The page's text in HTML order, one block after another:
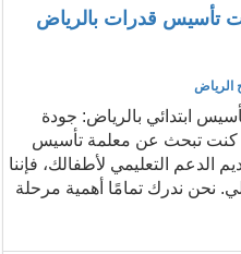
تأسيس قدرات بالرياض
الرياض
ابتدائي بالرياض: جودة
كنت تبحث عن معلمة تأسيس
الدعم التعليمي لأطفالك، فإننا
نحن ندرك تمامًا أهمية مرحلة